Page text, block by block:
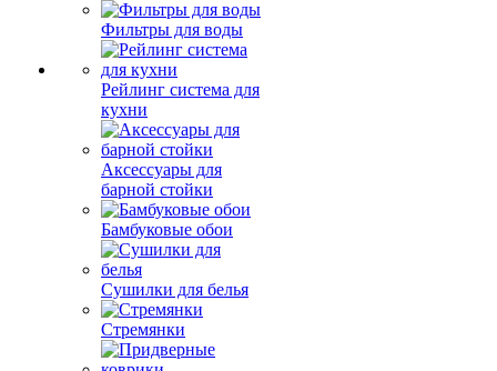
Фильтры для воды
Рейлинг система для
кухни
Аксессуары для
барной стойки
Бамбуковые обои
Сушилки для белья
Стремянки